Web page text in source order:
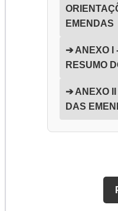
EMENDAS
➔ ANEXO I
RESUMO
➔ ANEXO
DAS